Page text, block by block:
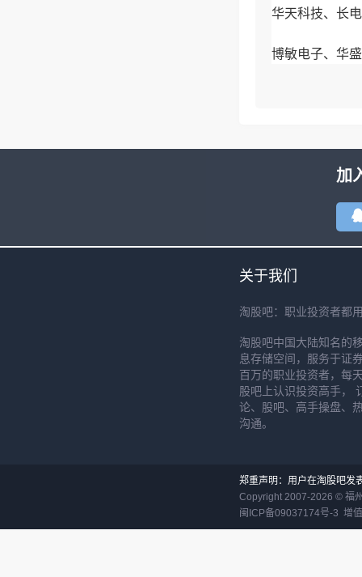
华天科技、长
博敏电子、华
加
关于我们
淘股吧：职业投资者都
淘股吧中国大陆知名的
息存储空间，服务于证
百万的职业投资者，每
股吧上认识投资高手，
论、股吧、高手操盘、
沟通。
郑重声明：用户在淘股吧发
Copyright 2007-2026 © 福
闽ICP备09037174号-3 增